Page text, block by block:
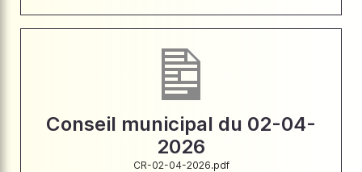
Conseil municipal du 02-04-
2026
CR-02-04-2026.pdf